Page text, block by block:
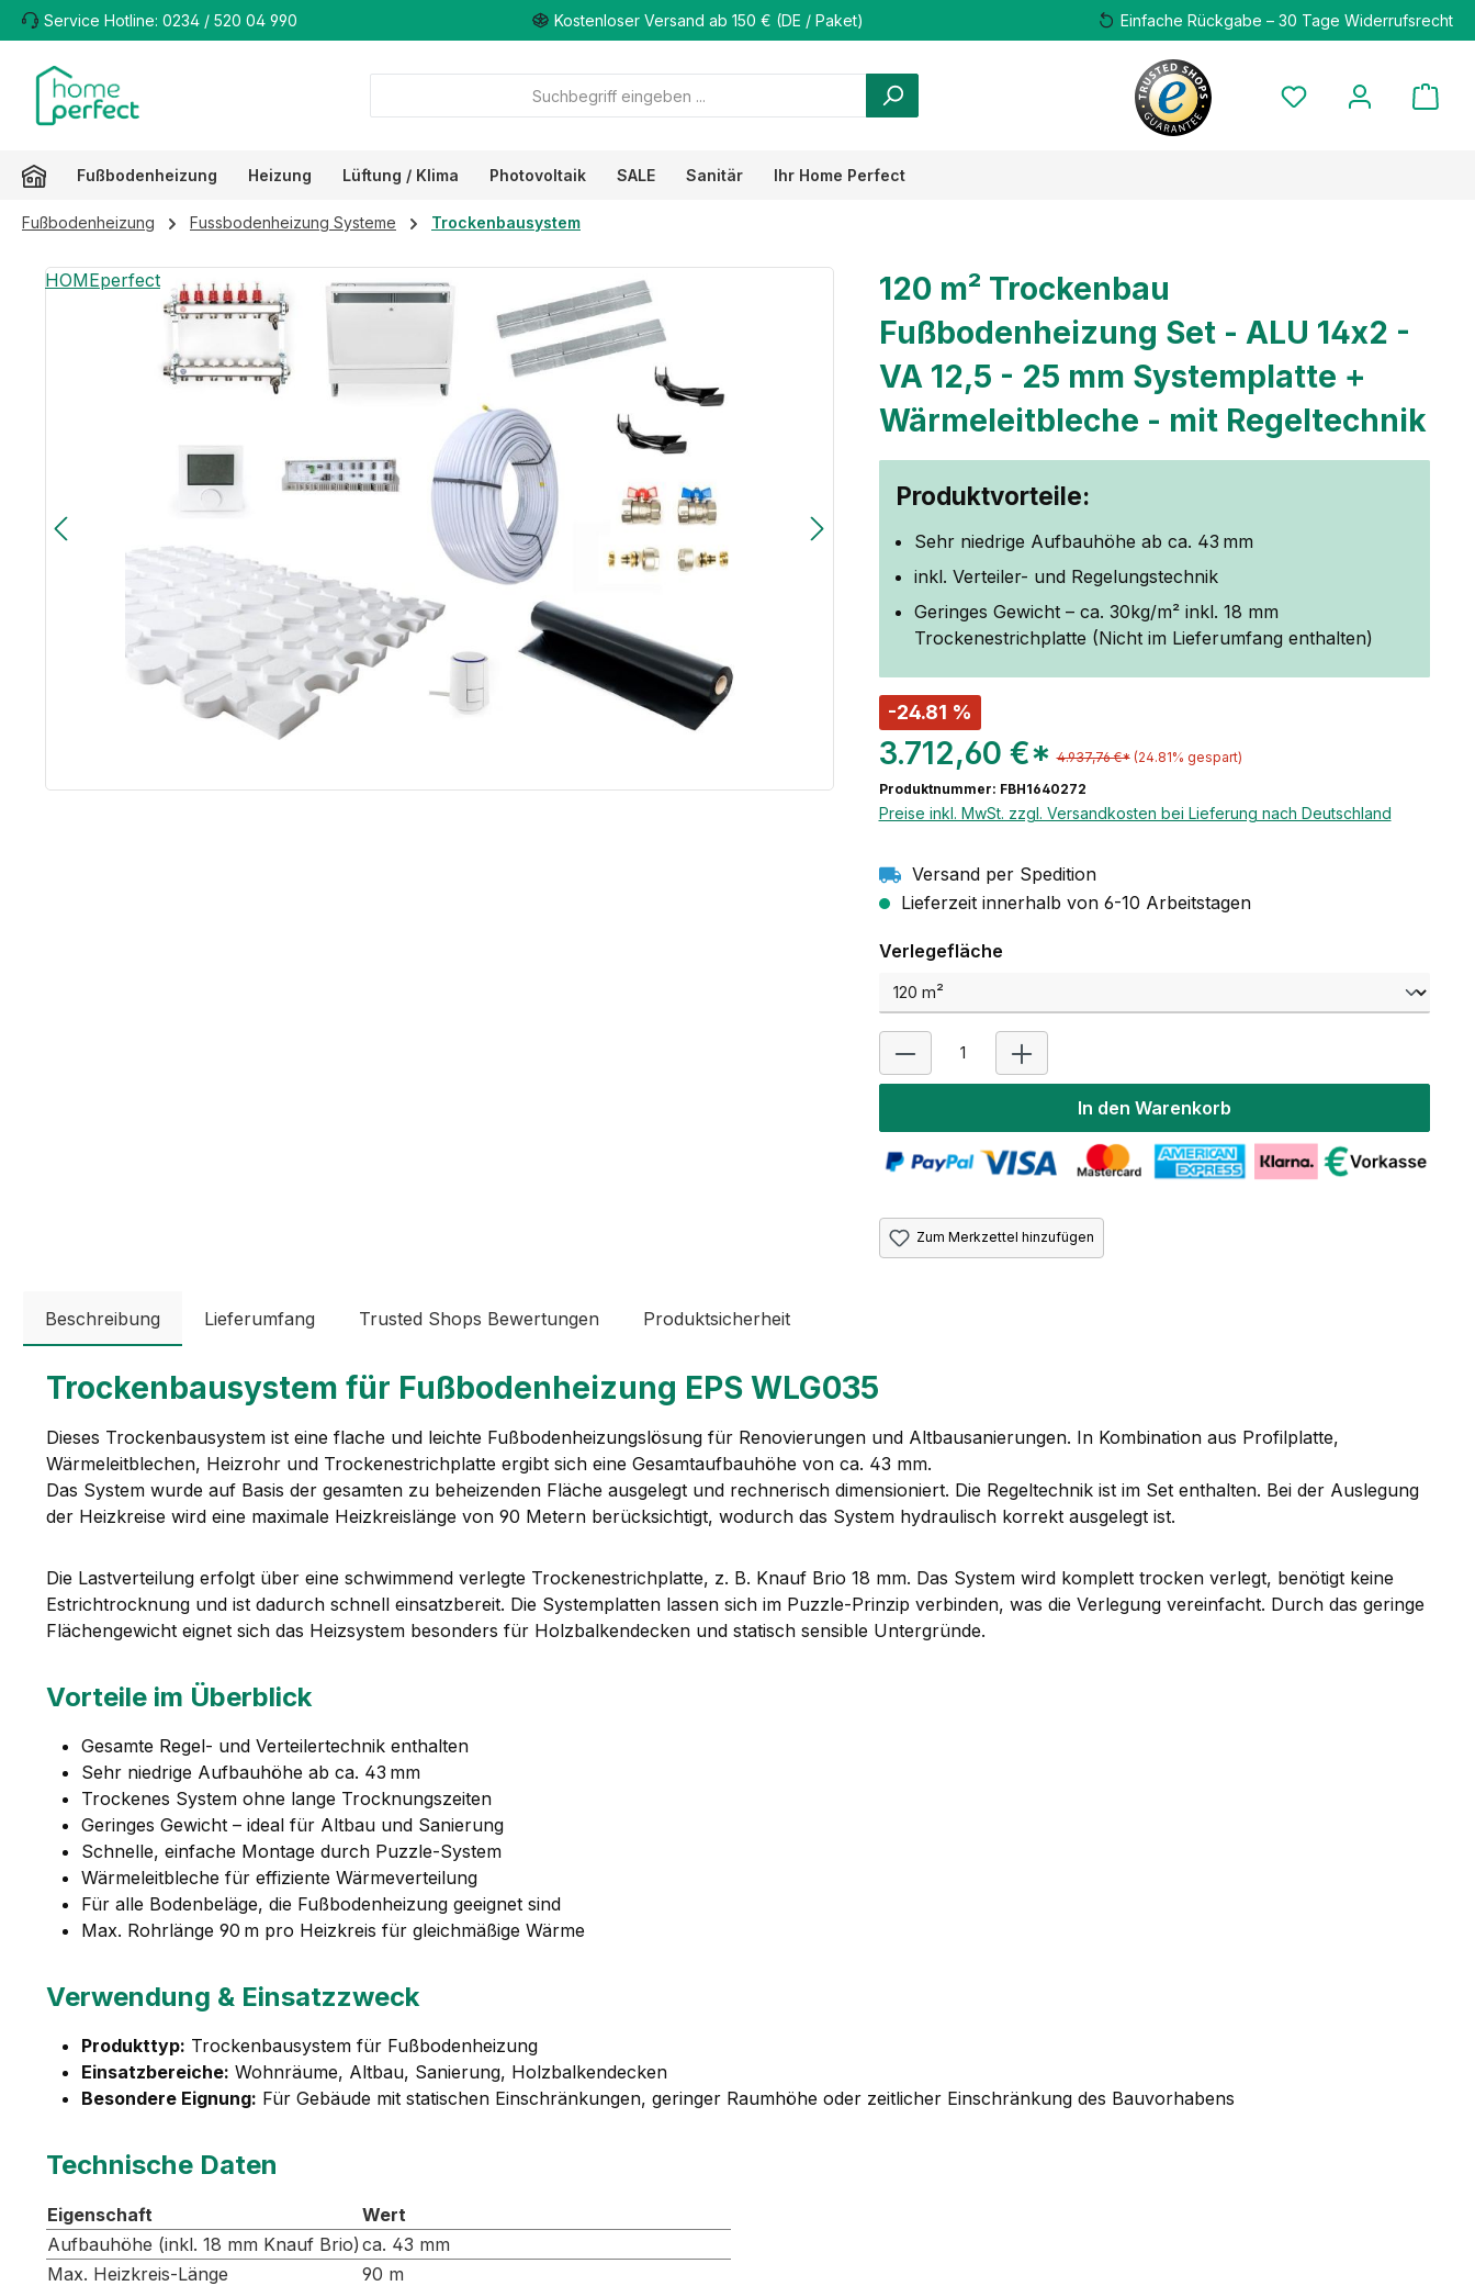
Hauptinhalt springen
Zur Suche springen
Zur Hauptnavigation springen
Service Hotline: 0234 / 520 04 990 Kostenloser Versand ab 150 € (DE / Paket) Einfache Rückgabe – 30 Tage Widerrufsrecht
Fußbodenheizung Heizung Lüftung / Klima Photovoltaik SALE Sanitär Ihr Home Perfect
Fußbodenheizung Fussbodenheizung Systeme Trockenbausystem
HOMEperfect
Bildergalerie überspringen
120 m² Trockenbau
Fußbodenheizung Set - ALU 14x2 -
VA 12,5 - 25 mm Systemplatte +
Wärmeleitbleche - mit Regeltechnik
Produktvorteile:
Sehr niedrige Aufbauhöhe ab ca. 43 mm
inkl. Verteiler- und Regelungstechnik
Geringes Gewicht – ca. 30kg/m² inkl. 18 mm
Trockenestrichplatte (Nicht im Lieferumfang enthalten)
-24.81 %
3.712,60 €* 4.937,76 €* (24.81% gespart)
Produktnummer: FBH1640272
Preise inkl. MwSt. zzgl. Versandkosten bei Lieferung nach Deutschland
Versand per Spedition
Lieferzeit innerhalb von 6-10 Arbeitstagen
Verlegeflächeauswählen
In den Warenkorb
Zum Merkzettel hinzufügen
Beschreibung Lieferumfang Trusted Shops Bewertungen Produktsicherheit
Trockenbausystem für Fußbodenheizung EPS WLG035
Dieses Trockenbausystem ist eine flache und leichte Fußbodenheizungslösung für Renovierungen und Altbausanierungen. In Kombination aus Profilplatte,
Wärmeleitblechen, Heizrohr und Trockenestrichplatte ergibt sich eine Gesamtaufbauhöhe von ca. 43 mm.
Das System wurde auf Basis der gesamten zu beheizenden Fläche ausgelegt und rechnerisch dimensioniert. Die Regeltechnik ist im Set enthalten. Bei der Auslegung
der Heizkreise wird eine maximale Heizkreislänge von 90 Metern berücksichtigt, wodurch das System hydraulisch korrekt ausgelegt ist.
Die Lastverteilung erfolgt über eine schwimmend verlegte Trockenestrichplatte, z. B. Knauf Brio 18 mm. Das System wird komplett trocken verlegt, benötigt keine
Estrichtrocknung und ist dadurch schnell einsatzbereit. Die Systemplatten lassen sich im Puzzle-Prinzip verbinden, was die Verlegung vereinfacht. Durch das geringe
Flächengewicht eignet sich das Heizsystem besonders für Holzbalkendecken und statisch sensible Untergründe.
Vorteile im Überblick
Gesamte Regel- und Verteilertechnik enthalten
Sehr niedrige Aufbauhöhe ab ca. 43 mm
Trockenes System ohne lange Trocknungszeiten
Geringes Gewicht – ideal für Altbau und Sanierung
Schnelle, einfache Montage durch Puzzle-System
Wärmeleitbleche für effiziente Wärmeverteilung
Für alle Bodenbeläge, die Fußbodenheizung geeignet sind
Max. Rohrlänge 90 m pro Heizkreis für gleichmäßige Wärme
Verwendung & Einsatzzweck
Produkttyp: Trockenbausystem für Fußbodenheizung
Einsatzbereiche: Wohnräume, Altbau, Sanierung, Holzbalkendecken
Besondere Eignung: Für Gebäude mit statischen Einschränkungen, geringer Raumhöhe oder zeitlicher Einschränkung des Bauvorhabens
Technische Daten
Eigenschaft
Wert
Aufbauhöhe (inkl. 18 mm Knauf Brio) ca. 43 mm
Max. Heizkreis-Länge
90 m